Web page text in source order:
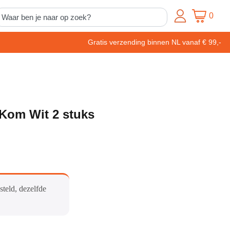
0
Gratis verzending binnen NL vanaf € 99,-
Wit 2 stuks
dezelfde